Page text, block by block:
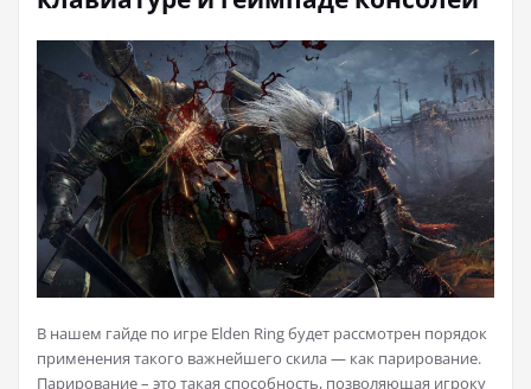
В нашем гайде по игре Elden Ring будет рассмотрен порядок
применения такого важнейшего скила — как парирование.
Парирование – это такая способность, позволяющая игроку